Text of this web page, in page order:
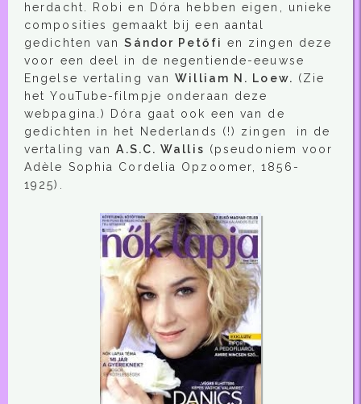
herdacht. Robi en Dóra hebben eigen, unieke
composities gemaakt bij een aantal
gedichten vanSándor Petőfi en zingen deze
voor een deel in de negentiende-eeuwse
Engelse vertaling vanWilliam N. Loew. (Zie
het YouTube-filmpje onderaan deze
webpagina.) Dóra gaat ook een van de
gedichten in het Nederlands (!) zingen in de
vertaling vanA.S.C. Wallis (pseudoniem voor
Adèle Sophia Cordelia Opzoomer, 1856-
1925).